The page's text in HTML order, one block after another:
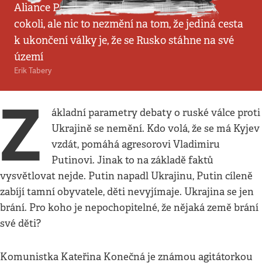
Aliance Putinových spojenců může plácat
cokoli, ale nic to nezmění na tom, že jediná cesta
k ukončení války je, že se Rusko stáhne na své
území
Erik Tabery
Z
ákladní parametry debaty o ruské válce proti
Ukrajině se nemění. Kdo volá, že se má Kyjev
vzdát, pomáhá agresorovi Vladimiru
Putinovi. Jinak to na základě faktů
vysvětlovat nejde. Putin napadl Ukrajinu, Putin cíleně
zabíjí tamní obyvatele, děti nevyjímaje. Ukrajina se jen
brání. Pro koho je nepochopitelné, že nějaká země brání
své děti?
Komunistka Kateřina Konečná je známou agitátorkou